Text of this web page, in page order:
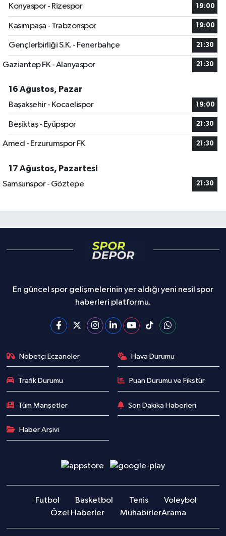
Konyaspor - Rizespor
19:00
Kasımpaşa - Trabzonspor 19:00
Gençlerbirliği S.K. - Fenerbahçe 21:30
Gaziantep FK - Alanyaspor 21:30
16 Ağustos, Pazar
Başakşehir - Kocaelispor
19:00
Beşiktaş - Eyüpspor 21:30
Amed - Erzurumspor FK 21:30
17 Ağustos, Pazartesi
Samsunspor - Göztepe
21:30
En güncel spor gelişmelerinin yer aldığı yeni nesil spor
haberleri platformu.
Nöbetçi Eczaneler Hava Durumu
Trafik Durumu Puan Durumu ve Fikstür
Tüm Manşetler Son Dakika Haberleri
Haber Arşivi
Futbol Basketbol Tenis
Voleybol
Özel Haberler
MuhabirlerArama